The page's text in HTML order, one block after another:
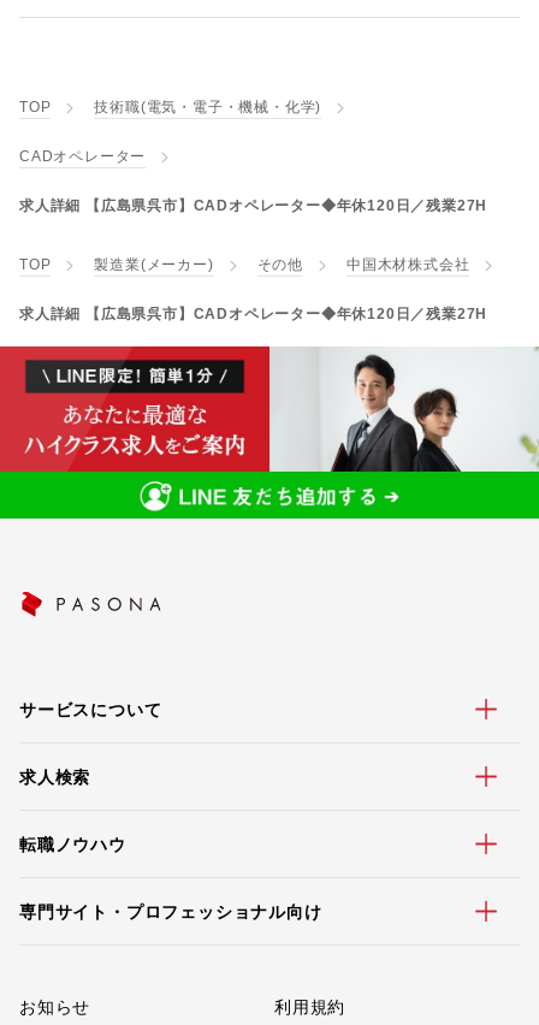
TOP 技術職(電気・電子・機械・化学)
CADオペレーター
求人詳細 【広島県呉市】CADオペレーター◆年休120日／残業27H
TOP 製造業(メーカー) その他 中国木材株式会社
求人詳細 【広島県呉市】CADオペレーター◆年休120日／残業27H
サービスについて
求人検索
転職ノウハウ
専門サイト・プロフェッショナル向け
お知らせ 利用規約